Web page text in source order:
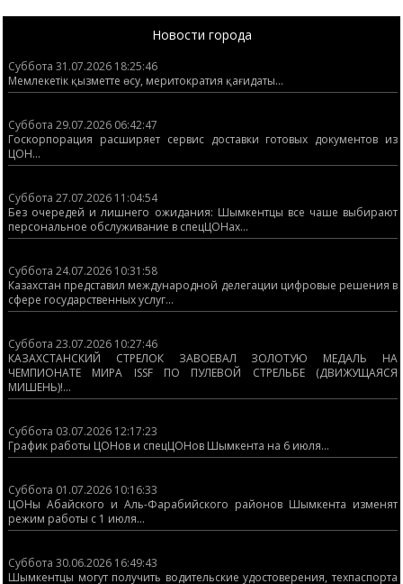
Новости города
Суббота 31.07.2026 18:25:46
Мемлекетік қызметте өсу, меритократия қағидаты...
Суббота 29.07.2026 06:42:47
Госкорпорация расширяет сервис доставки готовых документов из
ЦОН...
Суббота 27.07.2026 11:04:54
Без очередей и лишнего ожидания: Шымкентцы все чаше выбирают
персональное обслуживание в спецЦОНах...
Суббота 24.07.2026 10:31:58
Казахстан представил международной делегации цифровые решения в
сфере государственных услуг...
Суббота 23.07.2026 10:27:46
КАЗАХСТАНСКИЙ СТРЕЛОК ЗАВОЕВАЛ ЗОЛОТУЮ МЕДАЛЬ НА
ЧЕМПИОНАТЕ МИРА ISSF ПО ПУЛЕВОЙ СТРЕЛЬБЕ (ДВИЖУЩАЯСЯ
МИШЕНЬ)!...
Суббота 03.07.2026 12:17:23
График работы ЦОНов и спецЦОНов Шымкента на 6 июля...
Суббота 01.07.2026 10:16:33
ЦОНы Абайского и Аль-Фарабийского районов Шымкента изменят
режим работы с 1 июля...
Суббота 30.06.2026 16:49:43
Шымкентцы могут получить водительские удостоверения, техпаспорта